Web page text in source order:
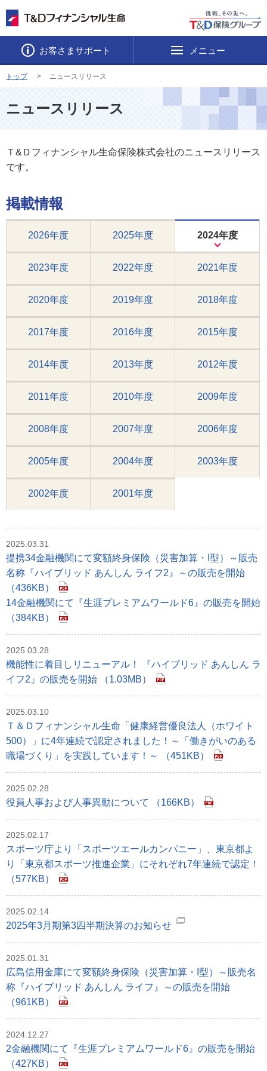
お客さまサポート メニュー
トップ ニュースリリース
ニュースリリース
Ｔ&Ｄフィナンシャル生命保険株式会社のニュースリリース
です。
掲載情報
2026年度 2025年度 2024年度
2023年度 2022年度 2021年度
2020年度 2019年度 2018年度
2017年度 2016年度 2015年度
2014年度 2013年度 2012年度
2011年度 2010年度 2009年度
2008年度 2007年度 2006年度
2005年度 2004年度 2003年度
2002年度 2001年度
2025.03.31
提携34金融機関にて変額終身保険（災害加算・I型）～販売
名称『ハイブリッド あんしん ライフ2』～の販売を開始
（436KB）
14金融機関にて『生涯プレミアムワールド6』の販売を開始
（384KB）
2025.03.28
機能性に着目しリニューアル！ 『ハイブリッド あんしん ラ
イフ2』の販売を開始 （1.03MB）
2025.03.10
Ｔ＆Ｄフィナンシャル生命「健康経営優良法人（ホワイト
500）」に4年連続で認定されました！～「働きがいのある
職場づくり」を実践しています！～ （451KB）
2025.02.28
役員人事および人事異動について （166KB）
2025.02.17
スポーツ庁より「スポーツエールカンパニー」、東京都よ
り「東京都スポーツ推進企業」にそれぞれ7年連続で認定！
（577KB）
2025.02.14
2025年3月期第3四半期決算のお知らせ
2025.01.31
広島信用金庫にて変額終身保険（災害加算・I型）～販売名
称『ハイブリッド あんしん ライフ』～の販売を開始
（961KB）
2024.12.27
2金融機関にて『生涯プレミアムワールド6』の販売を開始
（427KB）